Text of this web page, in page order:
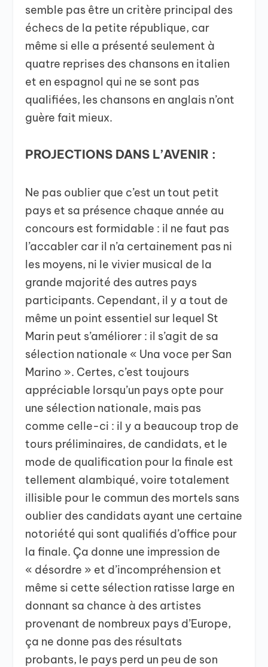
semble pas être un critère principal des
échecs de la petite république, car
même si elle a présenté seulement à
quatre reprises des chansons en italien
et en espagnol qui ne se sont pas
qualifiées, les chansons en anglais n’ont
guère fait mieux.
PROJECTIONS DANS L’AVENIR :
Ne pas oublier que c’est un tout petit
pays et sa présence chaque année au
concours est formidable : il ne faut pas
l’accabler car il n’a certainement pas ni
les moyens, ni le vivier musical de la
grande majorité des autres pays
participants. Cependant, il y a tout de
même un point essentiel sur lequel St
Marin peut s’améliorer : il s’agit de sa
sélection nationale « Una voce per San
Marino ». Certes, c’est toujours
appréciable lorsqu’un pays opte pour
une sélection nationale, mais pas
comme celle-ci : il y a beaucoup trop de
tours préliminaires, de candidats, et le
mode de qualification pour la finale est
tellement alambiqué, voire totalement
illisible pour le commun des mortels sans
oublier des candidats ayant une certaine
notoriété qui sont qualifiés d’office pour
la finale. Ça donne une impression de
« désordre » et d’incompréhension et
même si cette sélection ratisse large en
donnant sa chance à des artistes
provenant de nombreux pays d’Europe,
ça ne donne pas des résultats
probants, le pays perd un peu de son